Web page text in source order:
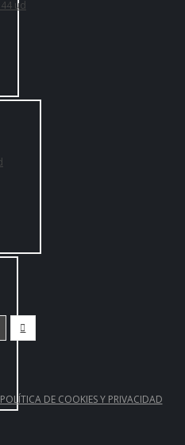

POLÍTICA DE COOKIES Y PRIVACIDAD